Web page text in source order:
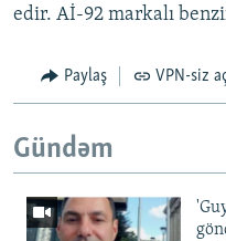
edir. Aİ-92 markalı
Paylaş VPN-siz
Gündəm